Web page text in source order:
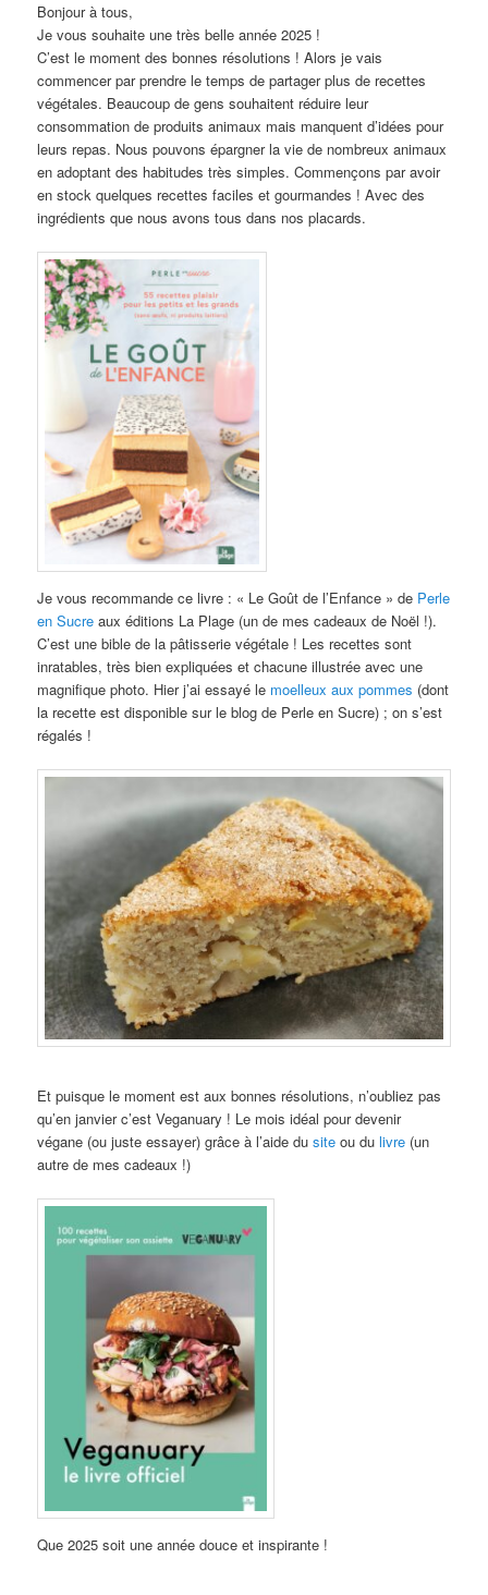
Bonjour à tous,
Je vous souhaite une très belle année 2025 !
C’est le moment des bonnes résolutions ! Alors je vais
commencer par prendre le temps de partager plus de recettes
végétales. Beaucoup de gens souhaitent réduire leur
consommation de produits animaux mais manquent d’idées pour
leurs repas. Nous pouvons épargner la vie de nombreux animaux
en adoptant des habitudes très simples. Commençons par avoir
en stock quelques recettes faciles et gourmandes ! Avec des
ingrédients que nous avons tous dans nos placards.
Je vous recommande ce livre : « Le Goût de l’Enfance » de Perle
en Sucre aux éditions La Plage (un de mes cadeaux de Noël !).
C’est une bible de la pâtisserie végétale ! Les recettes sont
inratables, très bien expliquées et chacune illustrée avec une
magnifique photo. Hier j’ai essayé le moelleux aux pommes (dont
la recette est disponible sur le blog de Perle en Sucre) ; on s’est
régalés !
Et puisque le moment est aux bonnes résolutions, n’oubliez pas
qu’en janvier c’est Veganuary ! Le mois idéal pour devenir
végane (ou juste essayer) grâce à l’aide dusite ou dulivre (un
autre de mes cadeaux !)
Que 2025 soit une année douce et inspirante !